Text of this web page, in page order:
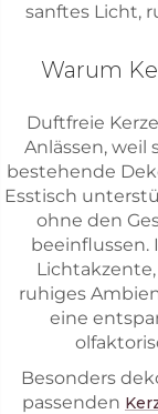
sanftes Licht,
Warum
Duftfreie
Anlässen, weil
bestehende
Esstisch
ohne den
beeinflussen.
ruhiges
eine
Besonders
passenden